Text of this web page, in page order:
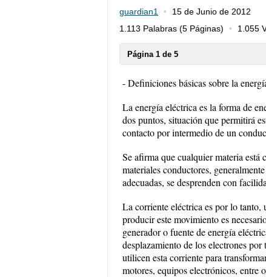
guardian1
15 de Junio de 2012
1.113 Palabras (5 Páginas) 1.055
Página 1 de 5
- Definiciones básicas sobre la
La energía eléctrica es la forma de
dos puntos, situación que permitirá
contacto por intermedio de un
Se afirma que cualquier materia está
materiales conductores,
adecuadas, se desprenden con
La corriente eléctrica es por lo tanto,
producir este movimiento es
generador o fuente de energía
desplazamiento de los electrones
utilicen esta corriente para
motores, equipos electrónicos, entre